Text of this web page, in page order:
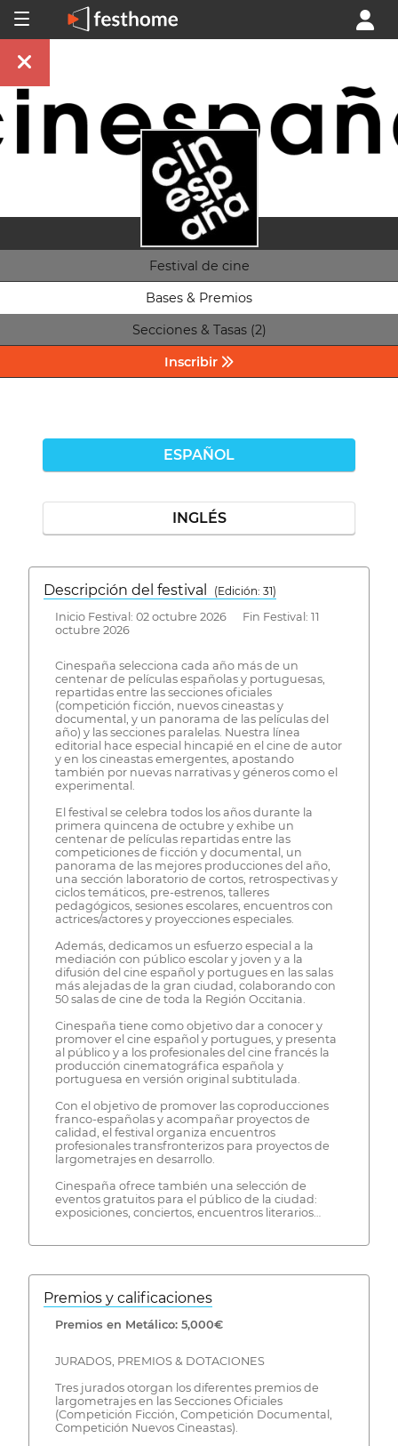
Festival de cine
Bases & Premios
Secciones & Tasas (2)
Inscribir
ESPAÑOL
INGLÉS
Descripción del festival
( Edición: 31)
Inicio Festival: 02 octubre 2026 Fin Festival: 11
octubre 2026
Cinespaña selecciona cada año más de un
centenar de películas españolas y portuguesas,
repartidas entre las secciones oficiales
(competición ficción, nuevos cineastas y
documental, y un panorama de las películas del
año) y las secciones paralelas. Nuestra línea
editorial hace especial hincapié en el cine de autor
y en los cineastas emergentes, apostando
también por nuevas narrativas y géneros como el
experimental.
El festival se celebra todos los años durante la
primera quincena de octubre y exhibe un
centenar de películas repartidas entre las
competiciones de ficción y documental, un
panorama de las mejores producciones del año,
una sección laboratorio de cortos, retrospectivas y
ciclos temáticos, pre-estrenos, talleres
pedagógicos, sesiones escolares, encuentros con
actrices/actores y proyecciones especiales.
Además, dedicamos un esfuerzo especial a la
mediación con público escolar y joven y a la
difusión del cine español y portugues en las salas
más alejadas de la gran ciudad, colaborando con
50 salas de cine de toda la Región Occitania.
Cinespaña tiene como objetivo dar a conocer y
promover el cine español y portugues, y presenta
al público y a los profesionales del cine francés la
producción cinematográfica española y
portuguesa en versión original subtitulada.
Con el objetivo de promover las coproducciones
franco-españolas y acompañar proyectos de
calidad, el festival organiza encuentros
profesionales transfronterizos para proyectos de
largometrajes en desarrollo.
Cinespaña ofrece también una selección de
eventos gratuitos para el público de la ciudad:
exposiciones, conciertos, encuentros literarios…
Premios y calificaciones
Premios en Metálico: 5,000€
JURADOS, PREMIOS & DOTACIONES
Tres jurados otorgan los diferentes premios de
largometrajes en las Secciones Oficiales
(Competición Ficción, Competición Documental,
Competición Nuevos Cineastas).